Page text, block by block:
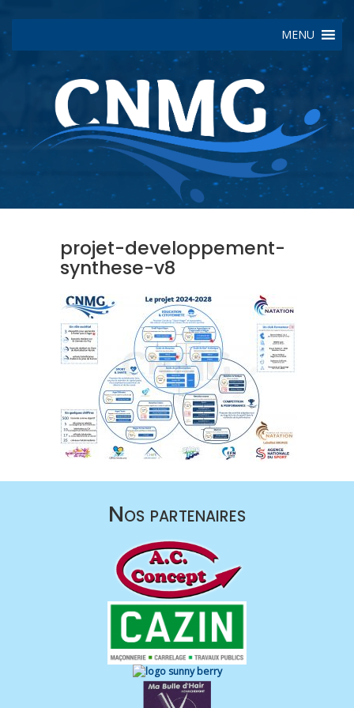
MENU
projet-developpement-
synthese-v8
Nos partenaires